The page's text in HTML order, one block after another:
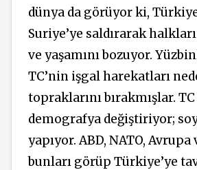
dünya da görüyor ki,
Suriye’ye saldırarak
ve yaşamını bozuyor.
TC’nin işgal harekatları
topraklarını bırakmışlar.
demografya değiştiriyor;
yapıyor. ABD, NATO, Avrupa
bunları görüp Türkiye’ye